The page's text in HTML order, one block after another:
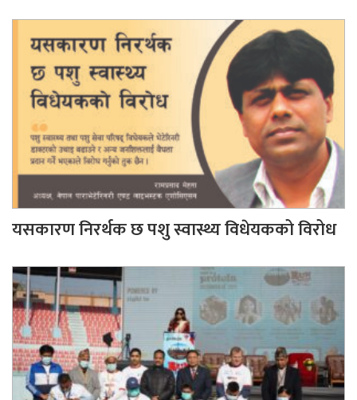
यसकारण निरर्थक छ पशु स्वास्थ्य विधेयकको विरोध